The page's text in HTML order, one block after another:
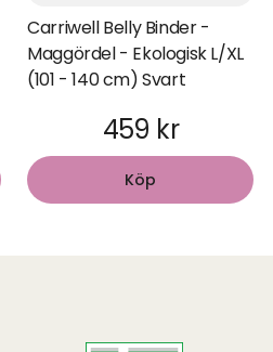
Carriwell Belly Binder -
Maggördel - Ekologisk L/XL
(101 - 140 cm) Svart
459 kr
Köp